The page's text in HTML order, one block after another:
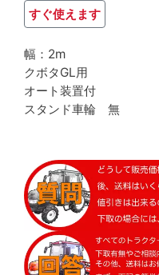
すぐ使えます
幅：2m
クボタGL用
オート装置付
スタンド車輪 無